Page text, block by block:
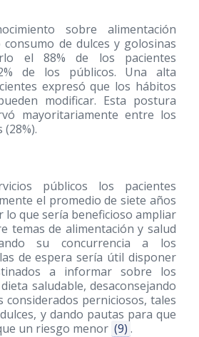
sobre alimentación
consumo de dulces y golosinas
el 88% de los pacientes
de los públicos. Una alta
expresó que los hábitos
modificar. Esta postura
mayoritariamente entre los
públicos los pacientes
el promedio de siete años
lo que sería beneficioso ampliar
temas de alimentación y salud
su concurrencia a los
de espera sería útil disponer
a informar sobre los
saludable, desaconsejando
considerados perniciosos, tales
y dando pautas para que
un riesgo menor (9) .